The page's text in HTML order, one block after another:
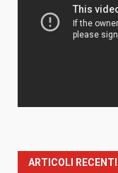
ARTICOLI RECENTI